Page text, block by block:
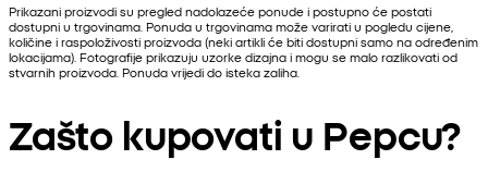
Prikazani proizvodi su pregled nadolazeće ponude i postupno će postati
dostupni u trgovinama. Ponuda u trgovinama može varirati u pogledu cijene,
količine i raspoloživosti proizvoda (neki artikli će biti dostupni samo na određenim
lokacijama). Fotografije prikazuju uzorke dizajna i mogu se malo razlikovati od
stvarnih proizvoda. Ponuda vrijedi do isteka zaliha.
Zašto kupovati u Pepcu?